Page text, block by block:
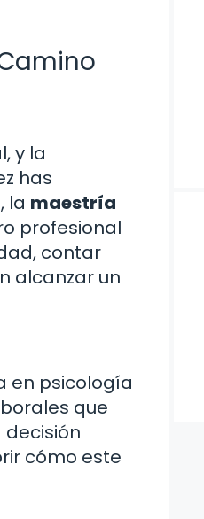
y la
has
la maestría
profesional
contar
alcanzar un
en psicología
que
cómo este